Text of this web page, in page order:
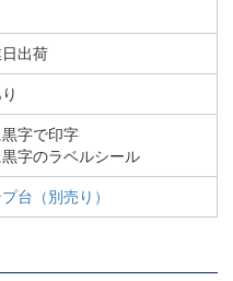
出荷
字で印字
字のラベルシール
台（別売り）